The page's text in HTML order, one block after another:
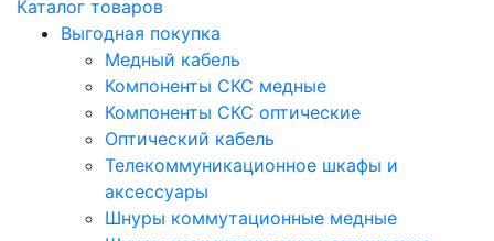
Каталог товаров
Выгодная покупка
Медный кабель
Компоненты СКС медные
Компоненты СКС оптические
Оптический кабель
Телекоммуникационное шкафы и
аксессуары
Шнуры коммутационные медные